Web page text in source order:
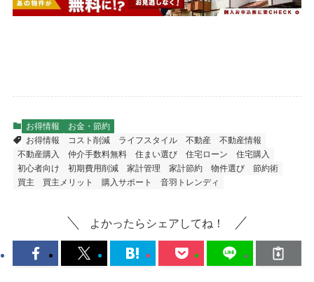
お得情報
お金・節約
お得情報
コスト削減 ライフスタイル 不動産
不動産情報
不動産購入
仲介手数料無料 住まい選び 住宅ローン
住宅購入
初心者向け
初期費用削減 家計管理 家計節約 物件選び
節約術
買主
買主メリット 購入サポート 音羽トレンディ
よかったらシェアしてね！